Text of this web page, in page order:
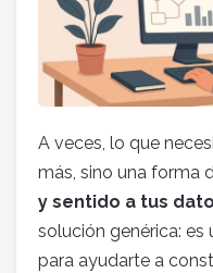
A veces, lo que
más, sino una forma
y sentido a tus
solución genérica:
para ayudarte a